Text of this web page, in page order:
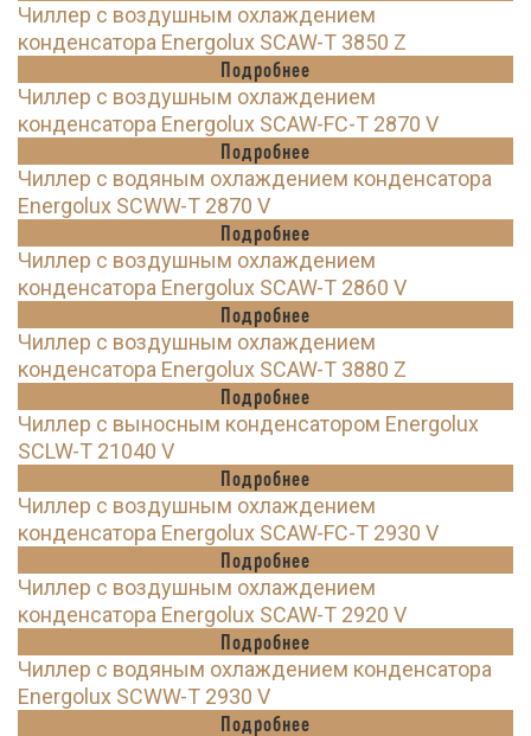
Чиллер с воздушным охлаждением
конденсатора Energolux SCAW-T 3850 Z
Подробнее
Чиллер с воздушным охлаждением
конденсатора Energolux SCAW-FC-T 2870 V
Подробнее
Чиллер с водяным охлаждением конденсатора
Energolux SCWW-T 2870 V
Подробнее
Чиллер с воздушным охлаждением
конденсатора Energolux SCAW-T 2860 V
Подробнее
Чиллер с воздушным охлаждением
конденсатора Energolux SCAW-T 3880 Z
Подробнее
Чиллер с выносным конденсатором Energolux
SCLW-T 21040 V
Подробнее
Чиллер с воздушным охлаждением
конденсатора Energolux SCAW-FC-T 2930 V
Подробнее
Чиллер с воздушным охлаждением
конденсатора Energolux SCAW-T 2920 V
Подробнее
Чиллер с водяным охлаждением конденсатора
Energolux SCWW-T 2930 V
Подробнее